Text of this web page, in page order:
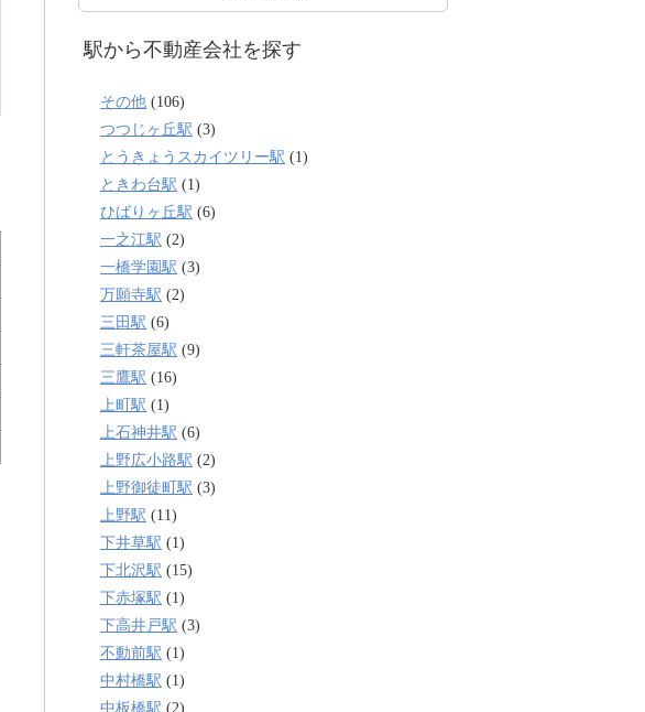
駅から不動産会社を探す
その他 (106)
つつじヶ丘駅 (3)
とうきょうスカイツリー駅 (1)
ときわ台駅 (1)
ひばりヶ丘駅 (6)
一之江駅 (2)
一橋学園駅 (3)
万願寺駅 (2)
三田駅 (6)
三軒茶屋駅 (9)
三鷹駅 (16)
上町駅 (1)
上石神井駅 (6)
上野広小路駅 (2)
上野御徒町駅 (3)
上野駅 (11)
下井草駅 (1)
下北沢駅 (15)
下赤塚駅 (1)
下高井戸駅 (3)
不動前駅 (1)
中村橋駅 (1)
中板橋駅 (2)